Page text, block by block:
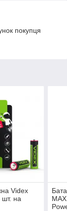
покупця
Videx
шт. на